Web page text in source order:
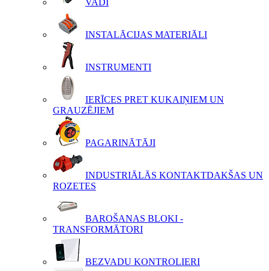
INSTALĀCIJAS MATERIĀLI
INSTRUMENTI
IERĪCES PRET KUKAIŅIEM UN
GRAUZĒJIEM
PAGARINĀTĀJI
INDUSTRIĀLĀS KONTAKTDAKŠAS UN
ROZETES
BAROŠANAS BLOKI -
TRANSFORMĀTORI
BEZVADU KONTROLIERI